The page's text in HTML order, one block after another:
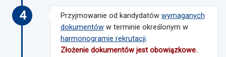
Przyjmowanie od kandydatów wymaganych
dokumentóww terminie określonym w
harmonogramie rekrutacji.
Złożenie dokumentów jest obowiązkowe.
4